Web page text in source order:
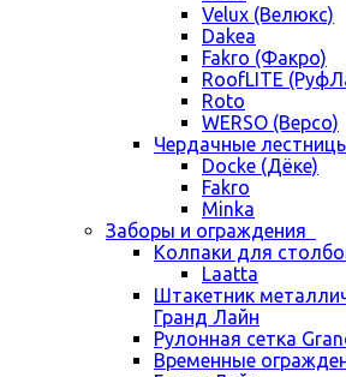
Velux (Велюкс)
Dakea
Fakro (Факро)
RoofLITE
Roto
WERSO (Версо)
Чердачные
Docke (Дёке)
Fakro
Minka
Заборы и ограждения
Колпаки для
Laatta
Штакетник
Гранд Лайн
Рулонная сетка
Временные